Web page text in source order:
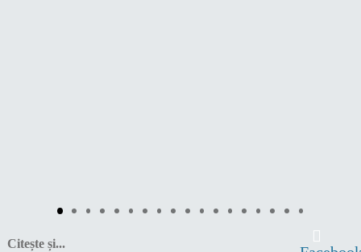
Citește și...